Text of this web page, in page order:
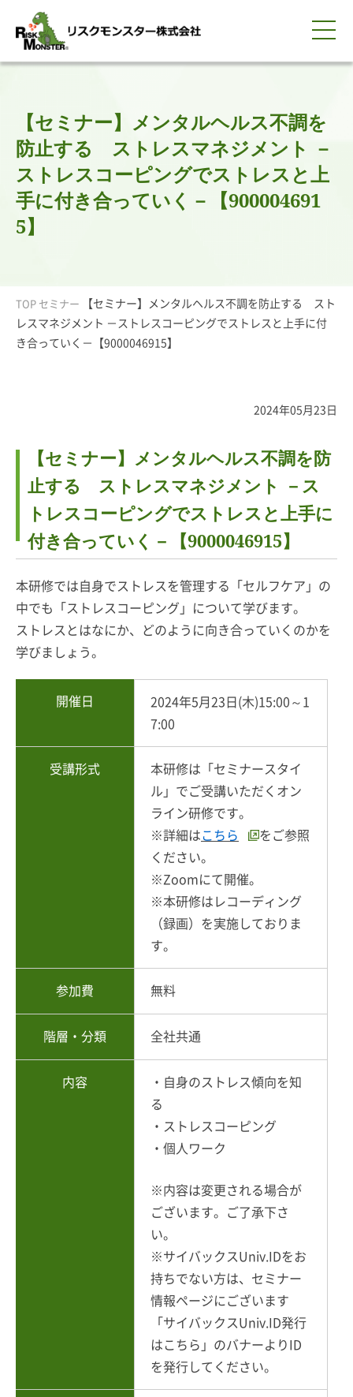
0120-259-440
資料請求
簡体中文
ENGLISH
【セミナー】メンタルヘルス不調を
防止する ストレスマネジメント －
ストレスコーピングでストレスと上
手に付き合っていく－【900004691
5】
TOP セミナー
【セミナー】メンタルヘルス不調を防止する スト
レスマネジメント －ストレスコーピングでストレスと上手に付
き合っていく－【9000046915】
2024年05月23日
【セミナー】メンタルヘルス不調を防
止する ストレスマネジメント －ス
トレスコーピングでストレスと上手に
付き合っていく－【9000046915】
本研修では自身でストレスを管理する「セルフケア」の
中でも「ストレスコーピング」について学びます。
ストレスとはなにか、どのように向き合っていくのかを
学びましょう。
開催日
2024年5月23日(木)15:00～1
7:00
受講形式
本研修は「セミナースタイ
ル」でご受講いただくオン
ライン研修です。
※詳細はこちら
をご参照
ください。
※Zoomにて開催。
※本研修はレコーディング
（録画）を実施しておりま
す。
参加費 無料
階層・分類 全社共通
内容
・自身のストレス傾向を知
る
・ストレスコーピング
・個人ワーク
※内容は変更される場合が
ございます。ご了承下さ
い。
※サイバックスUniv.IDをお
持ちでない方は、セミナー
情報ページにございます
「サイバックスUniv.ID発行
はこちら」のバナーよりID
を発行してください。